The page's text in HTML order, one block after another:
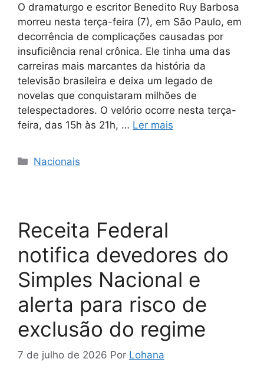
O dramaturgo e escritor Benedito Ruy Barbosa
morreu nesta terça-feira (7), em São Paulo, em
decorrência de complicações causadas por
insuficiência renal crônica. Ele tinha uma das
carreiras mais marcantes da história da
televisão brasileira e deixa um legado de
novelas que conquistaram milhões de
telespectadores. O velório ocorre nesta terça-
feira, das 15h às 21h, … Ler mais
Nacionais
Receita Federal
notifica devedores do
Simples Nacional e
alerta para risco de
exclusão do regime
7 de julho de 2026 Por Lohana